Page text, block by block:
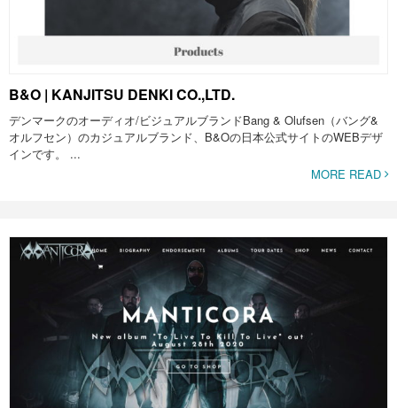
B&O | KANJITSU DENKI CO.,LTD.
デンマークのオーディオ/ビジュアルブランドBang & Olufsen（バング&
オルフセン）のカジュアルブランド、B&Oの日本公式サイトのWEBデザ
インです。 ...
MORE READ